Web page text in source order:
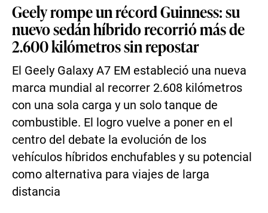
Geely rompe un récord Guinness: su
nuevo sedán híbrido recorrió más de
2.600 kilómetros sin repostar
El Geely Galaxy A7 EM estableció una nueva
marca mundial al recorrer 2.608 kilómetros
con una sola carga y un solo tanque de
combustible. El logro vuelve a poner en el
centro del debate la evolución de los
vehículos híbridos enchufables y su potencial
como alternativa para viajes de larga
distancia